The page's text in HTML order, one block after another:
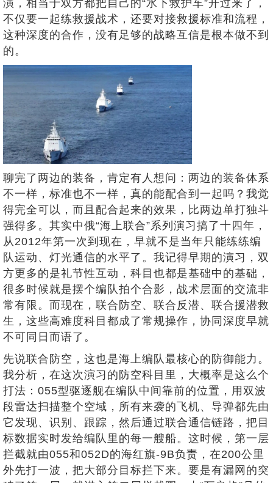
演，相当于双方都把自己的“水下救护车”开过来了，
不仅要一起练救援战术，还要对接救援标准和流程，
这种深度的合作，没有足够的战略互信是根本做不到
的。
聊完了两边的装备，肯定有人想问：两边的装备体系
不一样，标准也不一样，真的能配合到一起吗？我觉
得完全可以，而且配合起来的效果，比两边单打独斗
强得多。其实中俄“海上联合”系列演习搞了十四年，
从2012年第一次到现在，早就不是当年只能练练编
队运动、灯光通信的水平了。我记得早期的演习，双
方更多的是礼节性互动，科目也都是基础中的基础，
很多时候就是摆个编队拍个合影，战术层面的交流非
常有限。而现在，联合防空、联合反潜、联合援潜救
生，这些高难度科目都成了常规操作，协同深度早就
不可同日而语了。
先说联合防空，这也是海上编队最核心的防御能力。
我分析，在这次演习的防空科目里，大概率是这么个
打法：055型驱逐舰在编队中间靠前的位置，用双波
段雷达扫描整个空域，所有来袭的飞机、导弹都先由
它发现、识别、跟踪，然后通过联合通信链路，把目
标数据实时发给编队里的每一艘船。这时候，第一层
拦截就由055和052D的海红旗-9B负责，在200公里
外先打一波，把大部分目标拦下来。要是有漏网的突